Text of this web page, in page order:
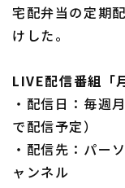
宅配弁当の定期
けした。
LIVE配信番組「
・配信日：毎週
で配信予定）
・配信先：パー
ャンネル